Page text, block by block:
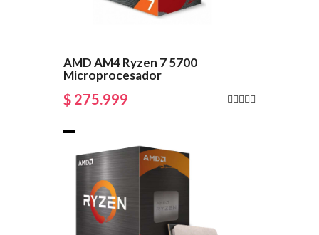
AMD AM4 Ryzen 7 5700
Microprocesador
$ 275.999